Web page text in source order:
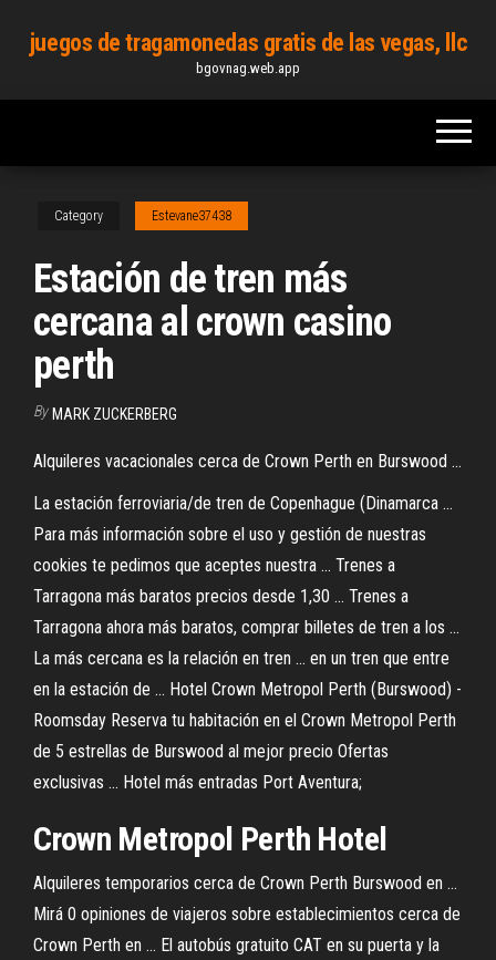
content
juegos de tragamonedas gratis de las vegas, llc
bgovnag.web.app
Category Estevane37438
Estación de tren más
cercana al crown casino
perth
By MARK ZUCKERBERG
Alquileres vacacionales cerca de Crown Perth en Burswood ...
La estación ferroviaria/de tren de Copenhague (Dinamarca ...
Para más información sobre el uso y gestión de nuestras
cookies te pedimos que aceptes nuestra ... Trenes a
Tarragona más baratos precios desde 1,30 ... Trenes a
Tarragona ahora más baratos, comprar billetes de tren a los ...
La más cercana es la relación en tren ... en un tren que entre
en la estación de ... Hotel Crown Metropol Perth (Burswood) -
Roomsday Reserva tu habitación en el Crown Metropol Perth
de 5 estrellas de Burswood al mejor precio Ofertas
exclusivas ... Hotel más entradas Port Aventura;
Crown Metropol Perth Hotel
Alquileres temporarios cerca de Crown Perth Burswood en ...
Mirá 0 opiniones de viajeros sobre establecimientos cerca de
Crown Perth en ... El autobús gratuito CAT en su puerta y la